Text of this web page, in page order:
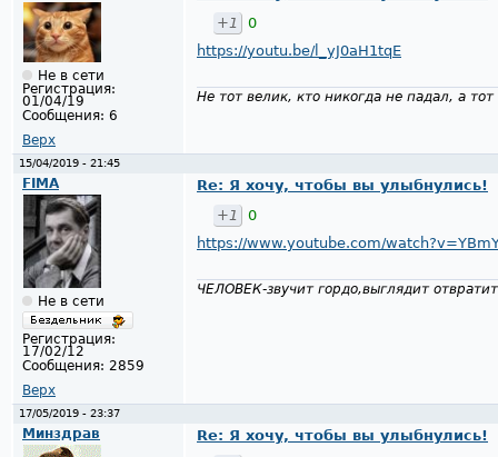
Не в сети
Регистрация:
01/04/19
Сообщения: 6
Верх
+1
0
https://youtu.be/l_yJ0aH1tqE
Не тот велик, кто никогда не падал, а
15/04/2019 - 21:45
FIMA
Не в сети
Регистрация:
17/02/12
Сообщения: 2859
Верх
Re: Я хочу, чтобы вы улыбнулись!
+1
0
https://www.youtube.com/
ЧЕЛОВЕК-звучит гордо,выглядит
17/05/2019 - 23:37
Минздрав
Re: Я хочу, чтобы вы улыбнулись!